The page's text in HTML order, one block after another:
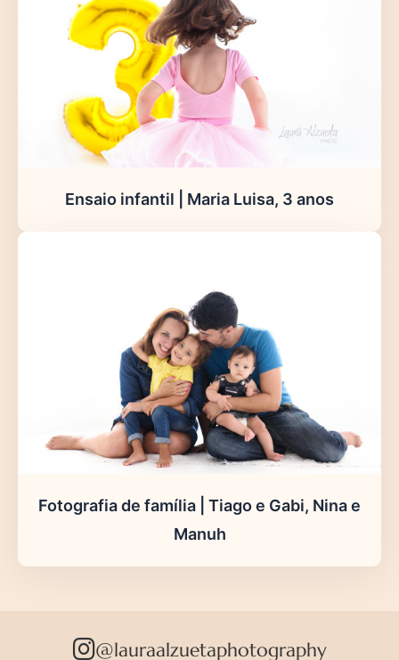
Ensaio infantil | Maria Luisa, 3 anos
Fotografia de família | Tiago e Gabi, Nina e
Manuh
@lauraalzuetaphotography